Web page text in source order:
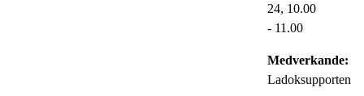
24, 10.00
- 11.00
Medverkande:
Ladoksupporten